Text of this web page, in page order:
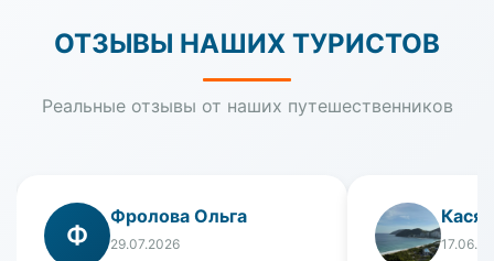
ОТЗЫВЫ НАШИХ ТУРИСТОВ
Реальные отзывы от наших путешественников
Ф
Фролова Ольга
29.07.2026
Кася